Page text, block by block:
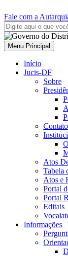
Fale com a
Menu Principal
Início
Jucis-DF
Sobre
Atos
Tabela
Atos e
Portal
Portal
Editais
Informações